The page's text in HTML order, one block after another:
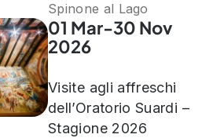
Spinone al Lago
01 Mar-30 Nov
2026
Visite agli affreschi
dell’Oratorio Suardi –
Stagione 2026